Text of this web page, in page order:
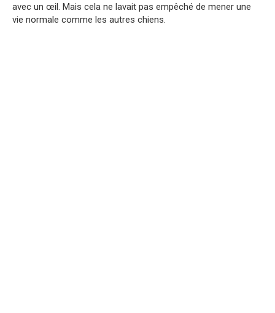
avec un œil. Mais cela ne lavait pas empêché de mener une
vie normale comme les autres chiens.